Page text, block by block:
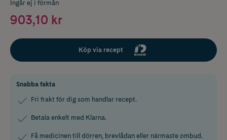
Ingår ej i förmån
903,10 kr
Köp via recept
Snabba fakta
Fri frakt för dig som handlar recept.
Betala enkelt med Klarna.
Få medicinen till dörren, brevlådan eller närmaste ombud.